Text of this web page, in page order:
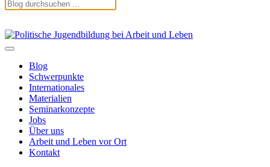
Blog
Schwerpunkte
Internationales
Materialien
Seminarkonzepte
Jobs
Über uns
Arbeit und Leben vor Ort
Kontakt